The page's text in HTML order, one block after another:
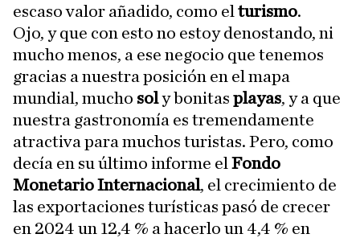
escaso valor añadido, como el turismo.
Ojo, y que con esto no estoy denostando, ni
mucho menos, a ese negocio que tenemos
gracias a nuestra posición en el mapa
mundial, mucho soly bonitas playas, y a que
nuestra gastronomía es tremendamente
atractiva para muchos turistas. Pero, como
decía en su último informe el Fondo
Monetario Internacional, el crecimiento de
las exportaciones turísticas pasó de crecer
en 2024 un 12,4 % a hacerlo un 4,4 % en